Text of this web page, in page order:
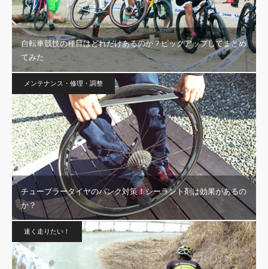
自転車競技の種目はどれだけあるのか？ピックアップしてまとめ
てみた
メンテナンス・修理・調整
チューブラータイヤのパンク対策！シーラント剤は効果があるの
か？
速く走りたい！